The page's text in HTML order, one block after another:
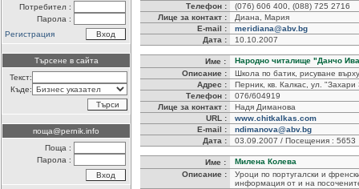
Потребител :
Парола :
Регистрация
Търсене в сайта
Текст:
Къде:
поща@pernik.info
Поща :
Парола :
Телефон :
(076) 606 400, (088) 725 2716
Лице за контакт :
Диана, Мария
E-mail :
meridiana@abv.bg
Дата :
10.10.2007
Име :
Народно читалище "Данчо
Описание :
Школа по батик, рисуване
Адрес :
Перник, кв. Калкас, ул.
Телефон :
076/604919
Лице за контакт :
Надя Диманова
URL :
www.chitkalkas.com
E-mail :
ndimanova@abv.bg
Дата :
03.09.2007 / Посещения : 5653
Име :
Милена Колева
Описание :
Уроци по португалски и
информация от и на